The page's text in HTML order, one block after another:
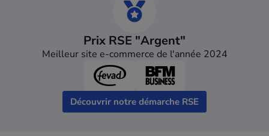
Prix RSE "Argent"
Meilleur site e-commerce de l'année 2024
Découvrir notre démarche RSE